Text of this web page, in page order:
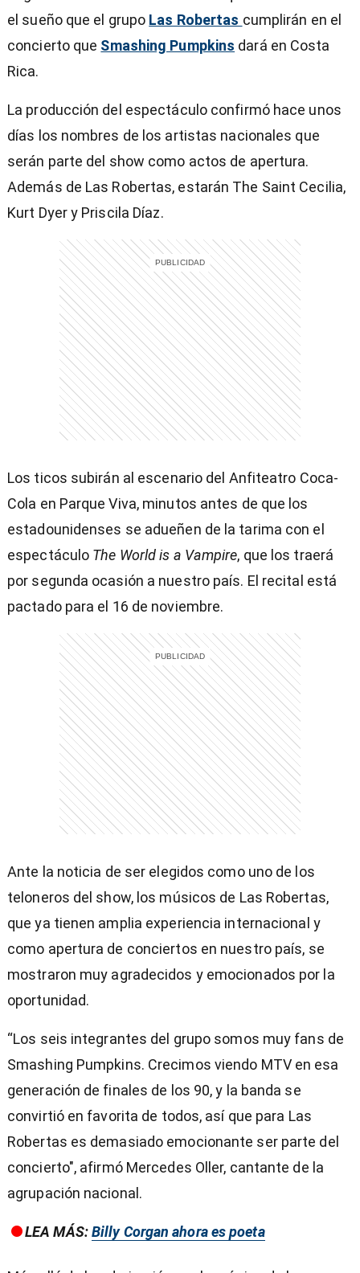
el sueño que el grupo Las Robertas cumplirán en el
concierto que Smashing Pumpkins dará en Costa
Rica.
La producción del espectáculo confirmó hace unos
días los nombres de los artistas nacionales que
serán parte del show como actos de apertura.
Además de Las Robertas, estarán The Saint Cecilia,
Kurt Dyer y Priscila Díaz.
Los ticos subirán al escenario del Anfiteatro Coca-
Cola en Parque Viva, minutos antes de que los
estadounidenses se adueñen de la tarima con el
espectáculo The World is a Vampire, que los traerá
por segunda ocasión a nuestro país. El recital está
pactado para el 16 de noviembre.
Ante la noticia de ser elegidos como uno de los
teloneros del show, los músicos de Las Robertas,
que ya tienen amplia experiencia internacional y
como apertura de conciertos en nuestro país, se
mostraron muy agradecidos y emocionados por la
oportunidad.
“Los seis integrantes del grupo somos muy fans de
Smashing Pumpkins. Crecimos viendo MTV en esa
generación de finales de los 90, y la banda se
convirtió en favorita de todos, así que para Las
Robertas es demasiado emocionante ser parte del
concierto", afirmó Mercedes Oller, cantante de la
agrupación nacional.
LEA MÁS:Billy Corgan ahora es poeta